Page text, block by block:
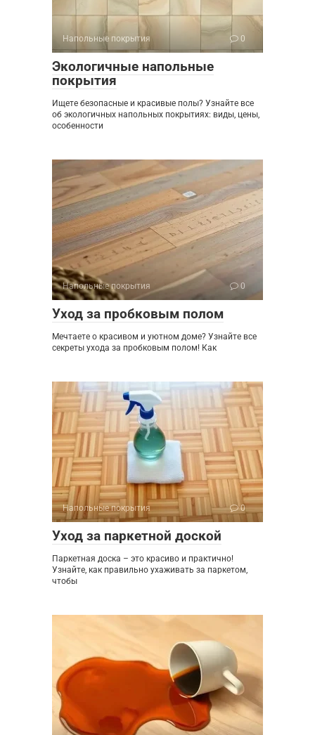
Напольные покрытия 0
Экологичные напольные
покрытия
Ищете безопасные и красивые полы? Узнайте все
об экологичных напольных покрытиях: виды, цены,
особенности
Напольные покрытия 0
Уход за пробковым полом
Мечтаете о красивом и уютном доме? Узнайте все
секреты ухода за пробковым полом! Как
Напольные покрытия 0
Уход за паркетной доской
Паркетная доска – это красиво и практично!
Узнайте, как правильно ухаживать за паркетом,
чтобы